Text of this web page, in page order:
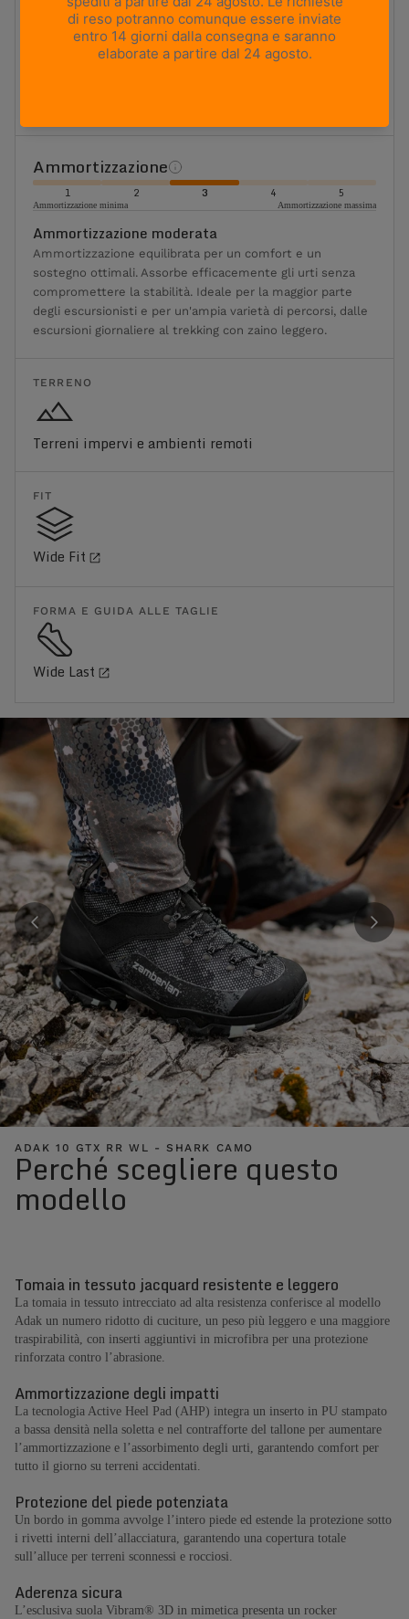
1 2 3 4 5
Massima flessibilità Massima rigidità
Moderatamente flessibile
Ammortizzazione
1 2 3 4 5
Ammortizzazione minima Ammortizzazione massima
Ammortizzazione moderata
Ammortizzazione equilibrata per un comfort e un
sostegno ottimali. Assorbe efficacemente gli urti senza
compromettere la stabilità. Ideale per la maggior parte
degli escursionisti e per un'ampia varietà di percorsi, dalle
escursioni giornaliere al trekking con zaino leggero.
TERRENO
Terreni impervi e ambienti remoti
FIT
Wide Fit
FORMA E GUIDA ALLE TAGLIE
Wide Last
ADAK 10 GTX RR WL - SHARK CAMO
Perché scegliere questo
modello
Tomaia in tessuto jacquard resistente e leggero
La tomaia in tessuto intrecciato ad alta resistenza conferisce al modello
Adak un numero ridotto di cuciture, un peso più leggero e una maggiore
traspirabilità, con inserti aggiuntivi in microfibra per una protezione
rinforzata contro l’abrasione.
Ammortizzazione degli impatti
La tecnologia Active Heel Pad (AHP) integra un inserto in PU stampato
a bassa densità nella soletta e nel contrafforte del tallone per aumentare
l’ammortizzazione e l’assorbimento degli urti, garantendo comfort per
tutto il giorno su terreni accidentati.
Protezione del piede potenziata
Un bordo in gomma avvolge l’intero piede ed estende la protezione sotto
i rivetti interni dell’allacciatura, garantendo una copertura totale
sull’alluce per terreni sconnessi e rocciosi.
Aderenza sicura
L’esclusiva suola Vibram® 3D in mimetica presenta un rocker